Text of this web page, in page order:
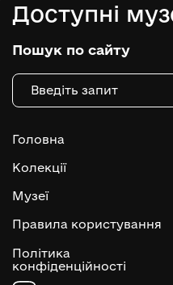
Доступні
Пошук по сайту
Головна
Колекції
Музеї
Правила користування
Політика
конфіденційності